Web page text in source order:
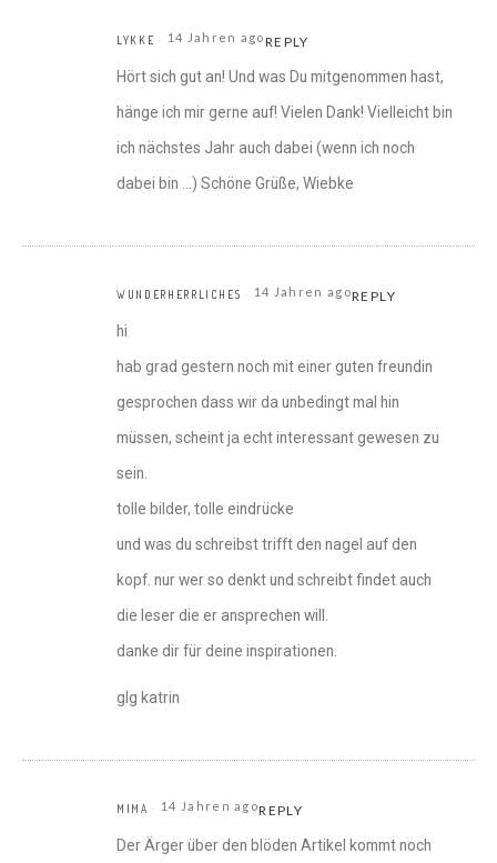
LYKKE 14 Jahren agoREPLY
Hört sich gut an! Und was Du mitgenommen hast,
hänge ich mir gerne auf! Vielen Dank! Vielleicht bin
ich nächstes Jahr auch dabei (wenn ich noch
dabei bin …) Schöne Grüße, Wiebke
WUNDERHERRLICHES 14 Jahren agoREPLY
hi
hab grad gestern noch mit einer guten freundin
gesprochen dass wir da unbedingt mal hin
müssen, scheint ja echt interessant gewesen zu
sein.
tolle bilder, tolle eindrücke
und was du schreibst trifft den nagel auf den
kopf. nur wer so denkt und schreibt findet auch
die leser die er ansprechen will.
danke dir für deine inspirationen.
glg katrin
MIMA 14 Jahren agoREPLY
Der Ärger über den blöden Artikel kommt noch